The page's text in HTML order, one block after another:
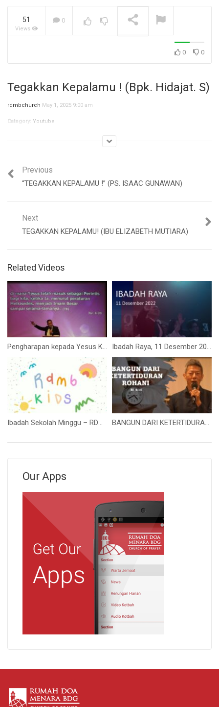
Jangan Biarkan Masa Lalu,
Depanmu! (Ibu Siane)
51
Views
0
0 0
Tegakkan Kepalamu ! (Bpk. Hidajat. S)
rdmbchurch May 1, 2025 9:00 am
Category: Youtube
Previous
“TEGAKKAN KEPALAMU !” (PS. ISAAC GUNAWAN)
Next
TEGAKKAN KEPALAMU! (IBU ELIZABETH MUTIARA)
Related Videos
Pengharapan kepada Yesus Kristus (Pdt Rudi Hermawan) Ibadah Raya, 11 Desember 2022 (Pdt. Rudy Hermawan)
Ibadah Sekolah Minggu – RDMB Junior 26 Juli 2020 BANGUN DARI KETERTIDURAN ROHANI (Bpk. Hidajat. S)
Our Apps